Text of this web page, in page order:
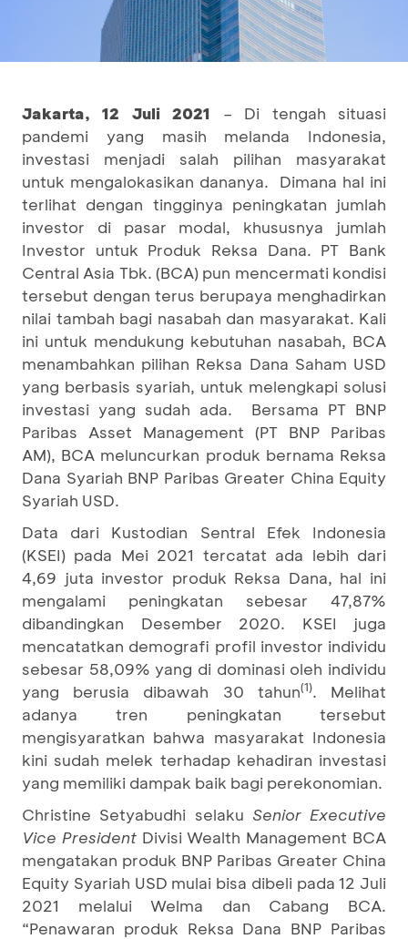
Jakarta, 12 Juli 2021 – Di tengah situasi
pandemi yang masih melanda Indonesia,
investasi menjadi salah pilihan masyarakat
untuk mengalokasikan dananya. Dimana hal ini
terlihat dengan tingginya peningkatan jumlah
investor di pasar modal, khususnya jumlah
Investor untuk Produk Reksa Dana. PT Bank
Central Asia Tbk. (BCA) pun mencermati kondisi
tersebut dengan terus berupaya menghadirkan
nilai tambah bagi nasabah dan masyarakat. Kali
ini untuk mendukung kebutuhan nasabah, BCA
menambahkan pilihan Reksa Dana Saham USD
yang berbasis syariah, untuk melengkapi solusi
investasi yang sudah ada. Bersama PT BNP
Paribas Asset Management (PT BNP Paribas
AM), BCA meluncurkan produk bernama Reksa
Dana Syariah BNP Paribas Greater China Equity
Syariah USD.
Data dari Kustodian Sentral Efek Indonesia
(KSEI) pada Mei 2021 tercatat ada lebih dari
4,69 juta investor produk Reksa Dana, hal ini
mengalami peningkatan sebesar 47,87%
dibandingkan Desember 2020. KSEI juga
mencatatkan demografi profil investor individu
sebesar 58,09% yang di dominasi oleh individu
yang berusia dibawah 30 tahun(1). Melihat
adanya tren peningkatan tersebut
mengisyaratkan bahwa masyarakat Indonesia
kini sudah melek terhadap kehadiran investasi
yang memiliki dampak baik bagi perekonomian.
Christine Setyabudhi selaku Senior Executive
Vice PresidentDivisi Wealth Management BCA
mengatakan produk BNP Paribas Greater China
Equity Syariah USD mulai bisa dibeli pada 12 Juli
2021 melalui Welma dan Cabang BCA.
“Penawaran produk Reksa Dana BNP Paribas